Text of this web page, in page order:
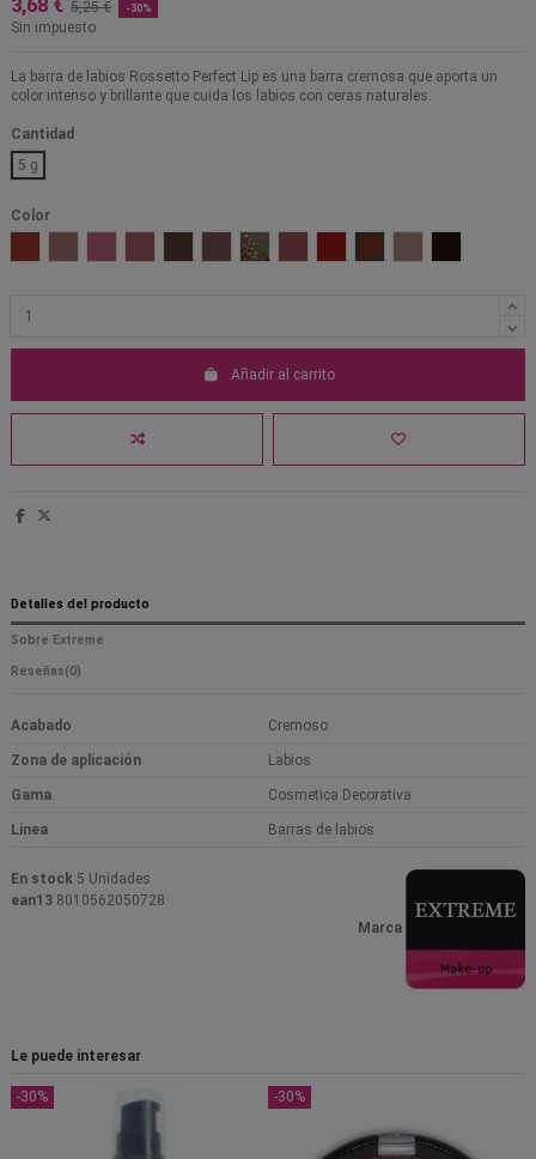
3,68 € 5,25 € -30%
Sin impuesto
La barra de labios Rossetto Perfect Lip es una barra cremosa que aporta un
color intenso y brillante que cuida los labios con ceras naturales.
Cantidad
5 g
Color
Hot TahitiInstigator
Añadir al carrito
Detalles del producto
Sobre Extreme
Reseñas(0)
Acabado Cremoso
Zona de aplicación Labios
Gama Cosmetica Decorativa
Linea Barras de labios
Marca
En stock 5 Unidades
ean13 8010562050728
Le puede interesar
-30% -30%